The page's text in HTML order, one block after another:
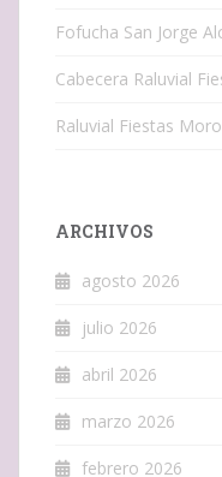
Fofucha San Jorge
Cabecera Raluvial
Raluvial Fiestas
ARCHIVOS
agosto 2026
julio 2026
abril 2026
marzo 2026
febrero 2026